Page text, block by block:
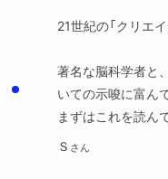
21世紀の「クリエ
著名な脳科学者と
いての示唆に富ん
まずはこれを読ん
Ｓ さん